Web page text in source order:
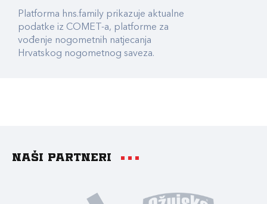
Platforma hns.family prikazuje aktualne
podatke iz COMET-a, platforme za
vođenje nogometnih natjecanja
Hrvatskog nogometnog saveza.
Naši partneri